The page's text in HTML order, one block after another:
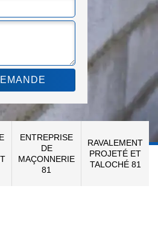
ENTREPRISE
DE
MAÇONNERIE
81
RAVALEMENT
PROJETÉ ET
TALOCHÉ 81